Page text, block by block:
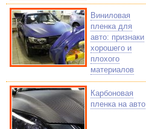
Виниловая
пленка для
авто: признаки
хорошего и
плохого
материалов
Карбоновая
пленка на авто